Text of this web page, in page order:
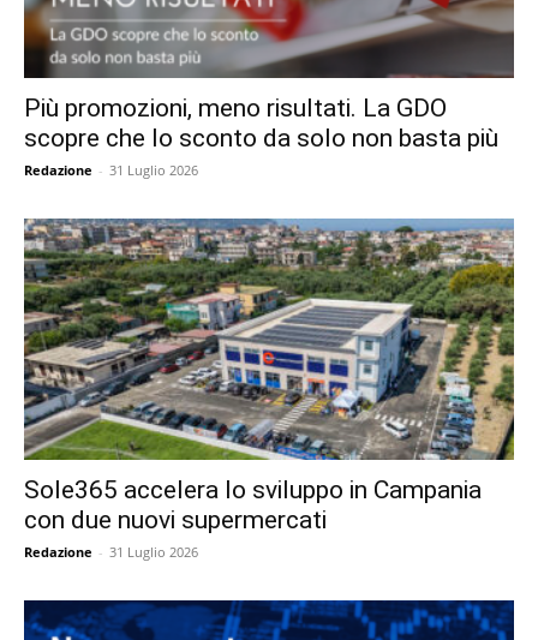
Più promozioni, meno risultati. La GDO
scopre che lo sconto da solo non basta più
Redazione - 31 Luglio 2026
Sole365 accelera lo sviluppo in Campania
con due nuovi supermercati
Redazione - 31 Luglio 2026